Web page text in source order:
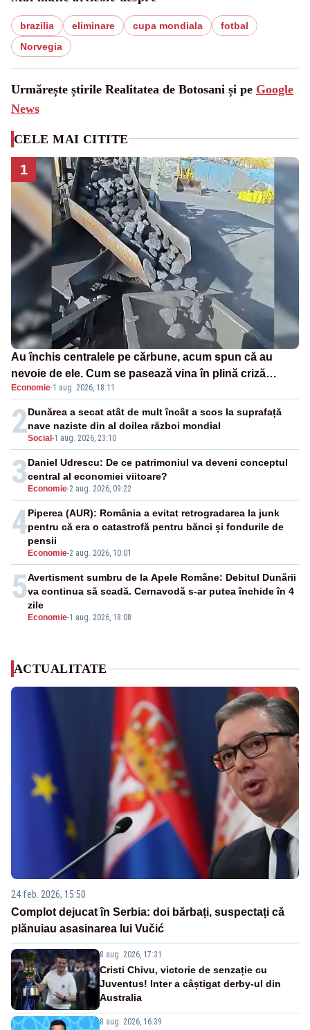
brazilia eliminare cupa mondiala
fotbal
Norvegia
Urmărește știrile Realitatea de Botosani și pe Google
News
CELE MAI CITITE
1
Au închis centralele pe cărbune, acum spun că au
nevoie de ele. Cum se pasează vina în plină criză
energetică
Economie·1 aug. 2026, 18:11
2Social -1 aug. 2026, 23:10
Dunărea a secat atât de mult încât a scos la suprafață
nave naziste din al doilea război mondial
3 Economie-2 aug. 2026, 09:22
Daniel Udrescu: De ce patrimoniul va deveni conceptul
central al economiei viitoare?
4
Economie-2 aug. 2026, 10:01
Piperea (AUR): România a evitat retrogradarea la junk
pentru că era o catastrofă pentru bănci și fondurile de
pensii
5
Economie-1 aug. 2026, 18:08
Avertisment sumbru de la Apele Române: Debitul Dunării
va continua să scadă. Cernavodă s-ar putea închide în 4
zile
ACTUALITATE
24 feb. 2026, 15:50
Complot dejucat în Serbia: doi bărbați, suspectați că
plănuiau asasinarea lui Vučić
8 aug. 2026, 17:31
Cristi Chivu, victorie de senzație cu
Juventus! Inter a câștigat derby-ul din
Australia
8 aug. 2026, 16:39